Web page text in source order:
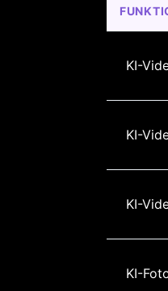
KI-
KI-
KI-
KI-